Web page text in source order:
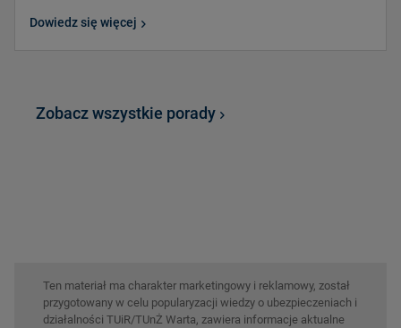
Dowiedz się więcej
Zobacz wszystkie porady
Ten materiał ma charakter marketingowy i reklamowy, został
przygotowany w celu popularyzacji wiedzy o ubezpieczeniach i
działalności TUiR/TUnŻ Warta, zawiera informacje aktualne